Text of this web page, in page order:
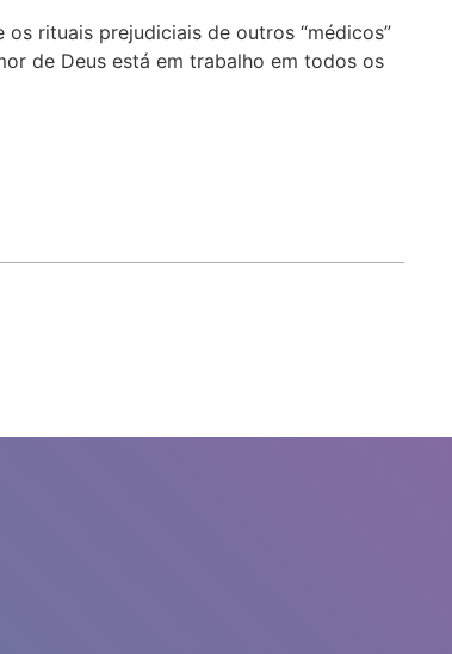
rituais prejudiciais de outros “médicos”
de Deus está em trabalho em todos os